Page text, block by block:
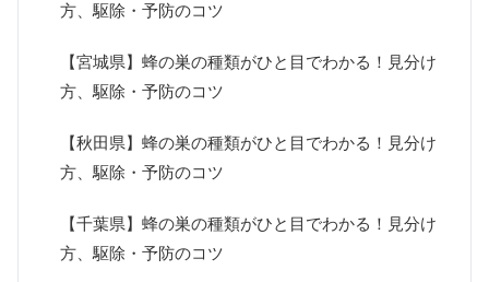
方、駆除・予防のコツ
【宮城県】蜂の巣の種類がひと目でわかる！見分け
方、駆除・予防のコツ
【秋田県】蜂の巣の種類がひと目でわかる！見分け
方、駆除・予防のコツ
【千葉県】蜂の巣の種類がひと目でわかる！見分け
方、駆除・予防のコツ